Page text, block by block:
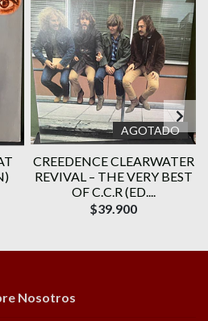
AGOTADO
CREEDENCE CLEARWATER
REVIVAL – THE VERY BEST
OF C.C.R (ED....
$39.900
Nosotros